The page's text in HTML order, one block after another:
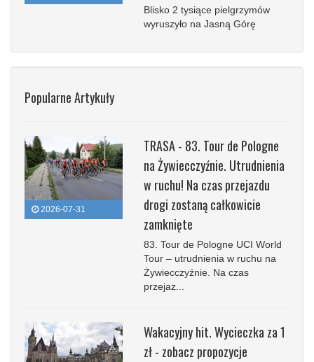
Blisko 2 tysiące pielgrzymów
wyruszyło na Jasną Górę
Popularne Artykuły
2026-07-31
TRASA - 83. Tour de Pologne
na Żywiecczyźnie. Utrudnienia
w ruchu! Na czas przejazdu
drogi zostaną całkowicie
zamknięte
83. Tour de Pologne UCI World
Tour – utrudnienia w ruchu na
Żywiecczyźnie. Na czas
przejaz...
Wakacyjny hit. Wycieczka za 1
zł - zobacz propozycje